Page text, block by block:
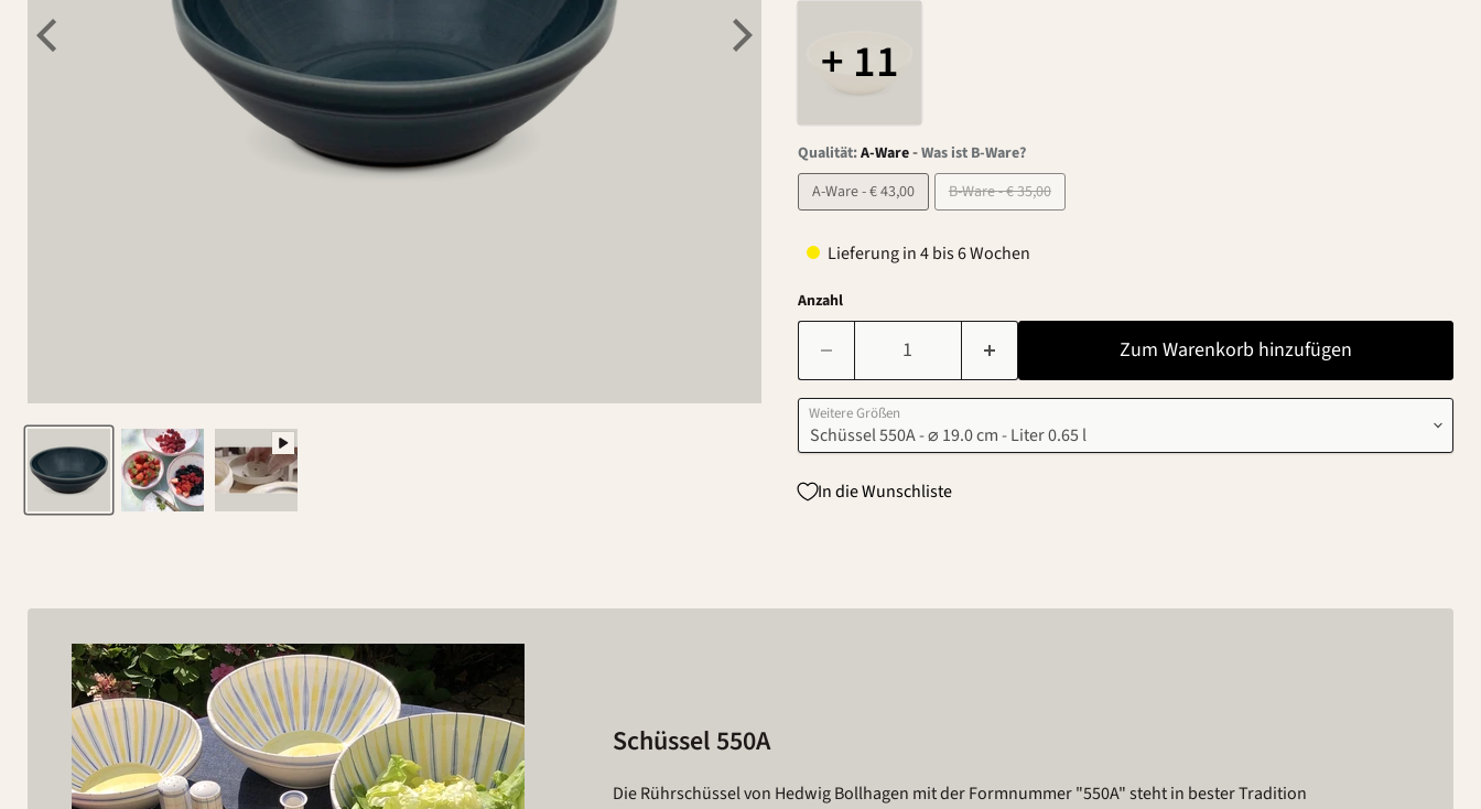
+ 11
Qualität:A-Ware-Was ist B-Ware?
A-Ware - € 43,00
B-Ware - € 35,00
Lieferung in 4 bis 6 Wochen
Anzahl
Zum Warenkorb hinzufügen
Weitere Größen
In die Wunschliste
Schüssel 550A
Die Rührschüssel von Hedwig Bollhagen mit der Formnummer "550A" steht in bester Tradition